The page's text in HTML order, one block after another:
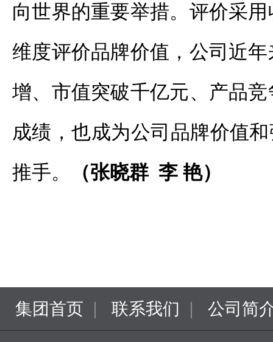
向世界的重要举措。评价采
维度评价品牌价值，公司近
增、市值突破千亿元、产品
成绩，也成为公司品牌价值
推手。
（张晓群 李 艳）
集团首页 | 联系我们 | 公司简